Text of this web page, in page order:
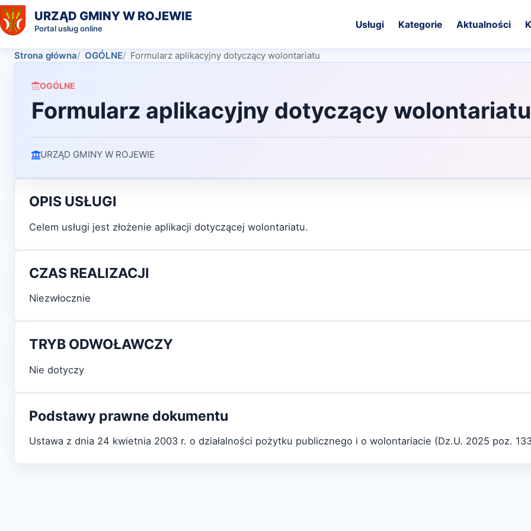
URZĄD GMINY W ROJEWIE
Portal usług online Usługi Kategorie Aktualności
Strona główna OGÓLNE Formularz aplikacyjny dotyczący wolontariatu
OGÓLNE
Formularz aplikacyjny dotyczący wolontariatu
URZĄD GMINY W ROJEWIE
OPIS USŁUGI
Celem usługi jest złożenie aplikacji dotyczącej wolontariatu.
CZAS REALIZACJI
Niezwłocznie
TRYB ODWOŁAWCZY
Nie dotyczy
Podstawy prawne dokumentu
Ustawa z dnia 24 kwietnia 2003 r. o działalności pożytku publicznego i o wolontariacie (Dz.U. 2025 poz.